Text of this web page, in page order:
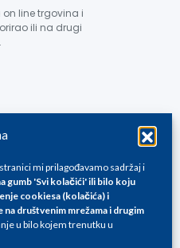
mi prilagođavamo sadržaj i
gumb 'Svi kolačići' ili bilo koju
cookiesa (kolačića) i
nadruštvenim mrežama i drugim
u bilo kojem trenutku u
line trgovina i
ili na drugi
promjenama, a
a i mogu
su svi
cijena.